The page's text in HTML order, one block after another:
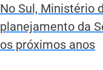
No Sul, Ministério
planejamento da
os próximos anos